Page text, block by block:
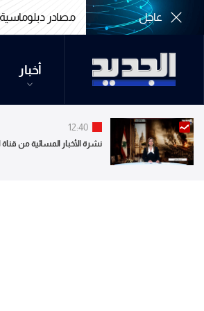
عاجل مصادر
مصادر
أخبار
12:40
نشرة الأخبار المسائية من قناة